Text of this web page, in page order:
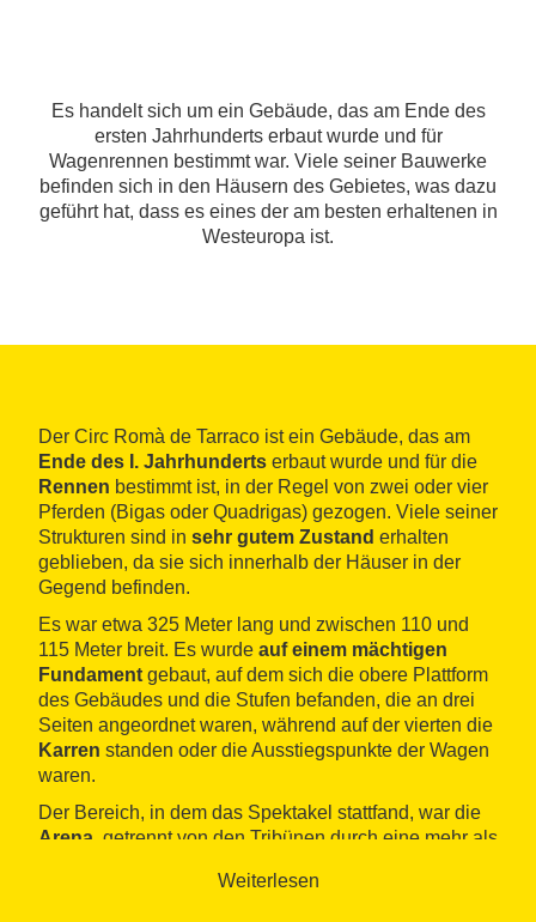
Es handelt sich um ein Gebäude, das am Ende des
ersten Jahrhunderts erbaut wurde und für
Wagenrennen bestimmt war. Viele seiner Bauwerke
befinden sich in den Häusern des Gebietes, was dazu
geführt hat, dass es eines der am besten erhaltenen in
Westeuropa ist.
Der Circ Romà de Tarraco ist ein Gebäude, das am
Ende des I. Jahrhunderts erbaut wurde und für die
Rennen bestimmt ist, in der Regel von zwei oder vier
Pferden (Bigas oder Quadrigas) gezogen. Viele seiner
Strukturen sind in sehr gutem Zustand erhalten
geblieben, da sie sich innerhalb der Häuser in der
Gegend befinden.
Es war etwa 325 Meter lang und zwischen 110 und
115 Meter breit. Es wurde auf einem mächtigen
Fundament gebaut, auf dem sich die obere Plattform
des Gebäudes und die Stufen befanden, die an drei
Seiten angeordnet waren, während auf der vierten die
Karren standen oder die Ausstiegspunkte der Wagen
waren.
Der Bereich, in dem das Spektakel stattfand, war die
Arena , getrennt von den Tribünen durch eine mehr als
die Zuschauer zu schützen
Weiterlesen